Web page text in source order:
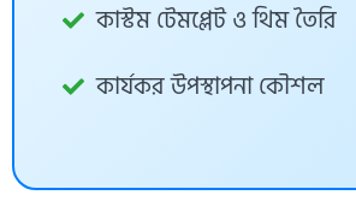
কাস্টম টেমপ্লেট ও থিম তৈরি
কার্যকর উপস্থাপনা কৌশল